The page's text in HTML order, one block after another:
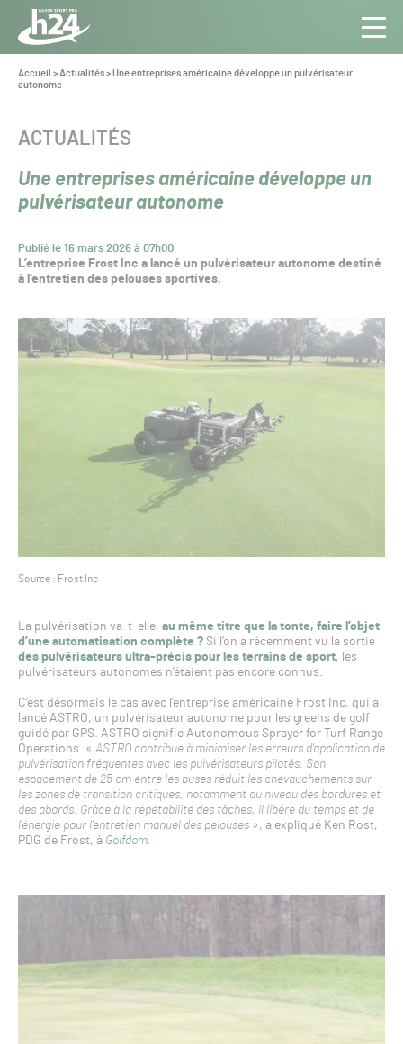
Panneau de gestion des cookies
Aller au contenu
Toute
l’info
du Gazon
Vous
êtes
Accueil >Actualités>Une entreprises américaine développe un pulvérisateur
autonome
Une entreprises américaine développe un
pulvérisateur autonome
Publié le 16 mars 2026 à 07h00
CATÉGORIE :
ACTUALITÉS
L’entreprise Frost Inc a lancé un pulvérisateur autonome destiné
à l’entretien des pelouses sportives.
Source : Frost Inc
La pulvérisation va-t-elle, au même titre que la tonte, faire l’objet
d’une automatisation complète ?Si l’on a récemment vu la sortie
des pulvérisateurs ultra-précis pour les terrains de sport, les
pulvérisateurs autonomes n’étaient pas encore connus.
C’est désormais le cas avec l’entreprise américaine Frost Inc, qui a
lancé ASTRO, un pulvérisateur autonome pour les greens de golf
guidé par GPS. ASTRO signifie Autonomous Sprayer for Turf Range
Operations. « ASTRO contribue à minimiser les erreurs d’application de
pulvérisation fréquentes avec les pulvérisateurs pilotés. Son
espacement de 25 cm entre les buses réduit les chevauchements sur
les zones de transition critiques, notamment au niveau des bordures et
des abords. Grâce à la répétabilité des tâches, il libère du temps et de
l’énergie pour l’entretien manuel des pelouses», a expliqué Ken Rost,
PDG de Frost, à Golfdom.